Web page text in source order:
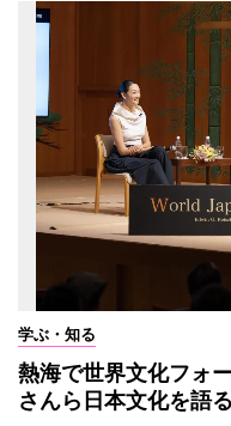
学ぶ・知る
熱海で世界文化フォ
さんら日本文化を語る